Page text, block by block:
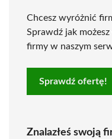
Chcesz wyróżnić
Sprawdź jak
firmy w naszym
Sprawdź ofertę!
Znalazłeś swoją